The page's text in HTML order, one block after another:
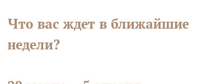
Что вас ждет в ближайшие
недели?